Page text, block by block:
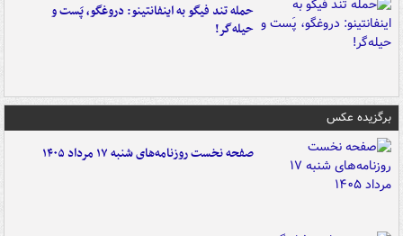
حمله تند فیگو به اینفانتینو: دروغگو، پَست‌ و
حیله‌گر!
برگزیده عکس
صفحه نخست روزنامه‌های شنبه ۱۷ مرداد ۱۴۰۵